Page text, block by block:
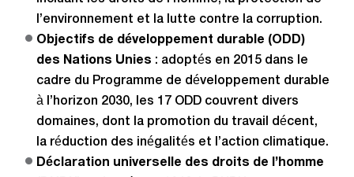
l’environnement et la lutte contre la corruption.
Objectifs de développement durable (ODD)
des Nations Unies : adoptés en 2015 dans le
cadre du Programme de développement durable
à l’horizon 2030, les 17 ODD couvrent divers
domaines, dont la promotion du travail décent,
la réduction des inégalités et l’action climatique.
Déclaration universelle des droits de l’homme